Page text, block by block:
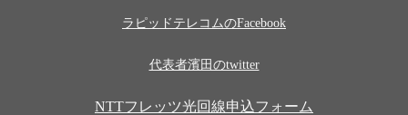
ラピッドテレコムのFacebook
代表者濱田のtwitter
NTTフレッツ光回線申込フォーム